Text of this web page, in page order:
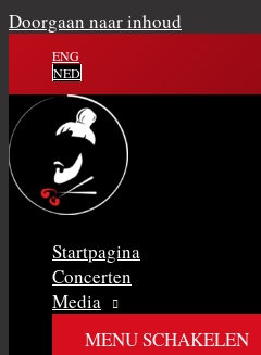
Doorgaan naar inhoud
ENG
NED
Startpagina
Concerten
Media
MENU SCHAKELEN